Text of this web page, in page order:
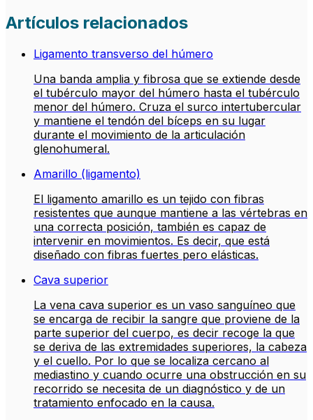
Artículos relacionados
Ligamento transverso del húmero
Una banda amplia y fibrosa que se extiende desde
el tubérculo mayor del húmero hasta el tubérculo
menor del húmero. Cruza el surco intertubercular
y mantiene el tendón del bíceps en su lugar
durante el movimiento de la articulación
glenohumeral.
Amarillo (ligamento)
El ligamento amarillo es un tejido con fibras
resistentes que aunque mantiene a las vértebras en
una correcta posición, también es capaz de
intervenir en movimientos. Es decir, que está
diseñado con fibras fuertes pero elásticas.
Cava superior
La vena cava superior es un vaso sanguíneo que
se encarga de recibir la sangre que proviene de la
parte superior del cuerpo, es decir recoge la que
se deriva de las extremidades superiores, la cabeza
y el cuello. Por lo que se localiza cercano al
mediastino y cuando ocurre una obstrucción en su
recorrido se necesita de un diagnóstico y de un
tratamiento enfocado en la causa.